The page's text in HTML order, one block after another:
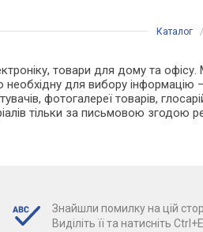
Каталог
товари для дому та
необхідну для вибору інформацію
фотогалереї товарів,
тільки за письмовою згодою
Знайшли помилку на цій
Виділіть її та натисніть